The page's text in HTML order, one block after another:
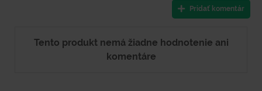
Pridať komentár
Tento produkt nemá žiadne hodnotenie ani
komentáre